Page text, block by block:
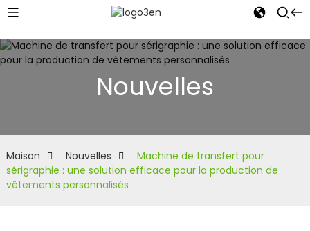
Nouvelles
Maison Nouvelles
Machine de transfert pour
sérigraphie : une solution efficace pour la production de
vêtements personnalisés